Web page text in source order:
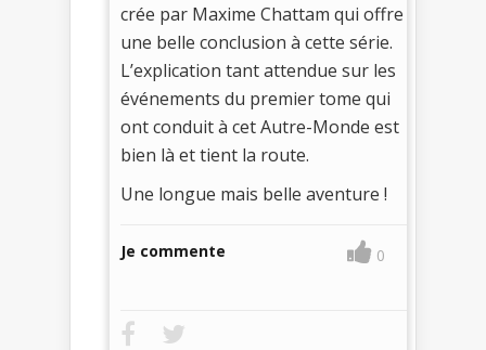
crée par Maxime Chattam qui offre
une belle conclusion à cette série.
L’explication tant attendue sur les
événements du premier tome qui
ont conduit à cet Autre-Monde est
bien là et tient la route.
Une longue mais belle aventure !
Je commente 0